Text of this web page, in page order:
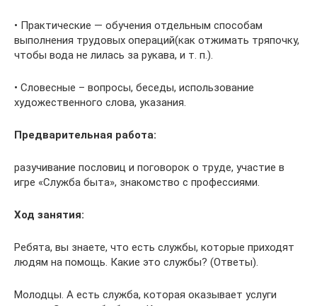
• Практические — обучения отдельным способам
выполнения трудовых операций(как отжимать тряпочку,
чтобы вода не лилась за рукава, и т. п.).
• Словесные – вопросы, беседы, использование
художественного слова, указания.
Предварительная работа:
разучивание пословиц и поговорок о труде, участие в
игре «Служба быта», знакомство с профессиями.
Ход занятия:
Ребята, вы знаете, что есть службы, которые приходят
людям на помощь. Какие это службы? (Ответы).
Молодцы. А есть служба, которая оказывает услуги